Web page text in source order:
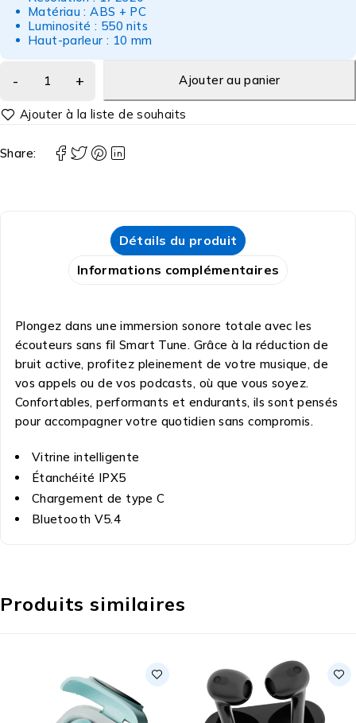
Matériau : ABS + PC
Luminosité : 550 nits
Haut-parleur : 10 mm
Ajouter au panier
Share:
Détails du produit
Informations complémentaires
Plongez dans une immersion sonore totale avec les
écouteurs sans fil Smart Tune. Grâce à la réduction de
bruit active, profitez pleinement de votre musique, de
vos appels ou de vos podcasts, où que vous soyez.
Confortables, performants et endurants, ils sont pensés
pour accompagner votre quotidien sans compromis.
Vitrine intelligente
Étanchéité IPX5
Chargement de type C
Bluetooth V5.4
Produits similaires